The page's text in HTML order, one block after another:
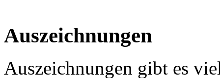
Auszeichnungen
Auszeichnungen gibt es